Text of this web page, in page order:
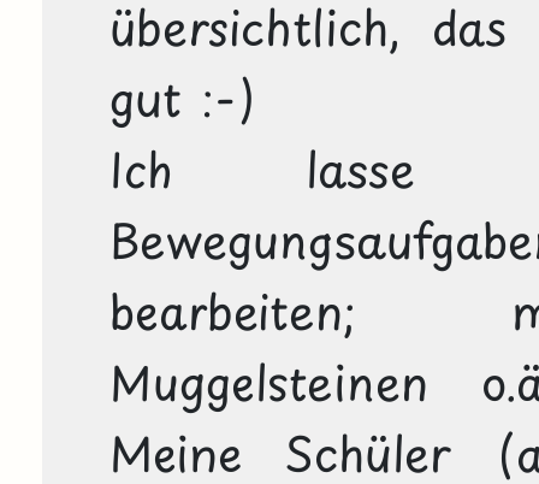
übersichtlich,
gut :-)
Ich lasse
bearbeiten;
Muggelsteinen
Meine Schüler